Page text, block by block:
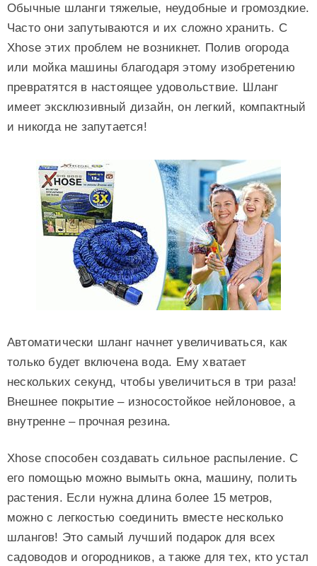
Обычные шланги тяжелые, неудобные и громоздкие.
Часто они запутываются и их сложно хранить. С
Xhose этих проблем не возникнет. Полив огорода
или мойка машины благодаря этому изобретению
превратятся в настоящее удовольствие. Шланг
имеет эксклюзивный дизайн, он легкий, компактный
и никогда не запутается!
Автоматически шланг начнет увеличиваться, как
только будет включена вода. Ему хватает
нескольких секунд, чтобы увеличиться в три раза!
Внешнее покрытие – износостойкое нейлоновое, а
внутренне – прочная резина.
Xhose способен создавать сильное распыление. С
его помощью можно вымыть окна, машину, полить
растения. Если нужна длина более 15 метров,
можно с легкостью соединить вместе несколько
шлангов! Это самый лучший подарок для всех
садоводов и огородников, а также для тех, кто устал